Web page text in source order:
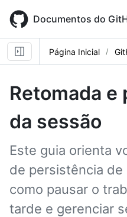
main
content
Documentos do
Página Inicial
Retomada
da sessão
Este guia orienta
de persistência de
como pausar o
tarde e gerenciar